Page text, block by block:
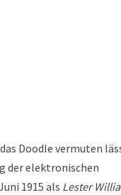
Doodle vermuten
der elektronischen
1915 als Lester